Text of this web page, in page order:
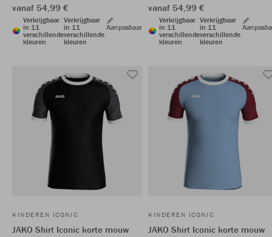
vanaf 54,99 €
Verkrijgbaar
in 11
verschillende
kleuren
Verkrijgbaar
in 11
verschillende
kleuren
Aanpasbaar
vanaf 54,99 €
Verkrijgbaar
in 11
verschillende
kleuren
Verkrijgbaar
in 11
verschillende
kleuren
KINDEREN ICONIC
JAKO Shirt Iconic korte mouw
KINDEREN ICONIC
JAKO Shirt Iconic korte mouw